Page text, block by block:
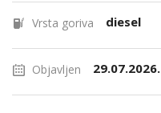
Vrsta goriva diesel
Objavljen 29.07.2026.